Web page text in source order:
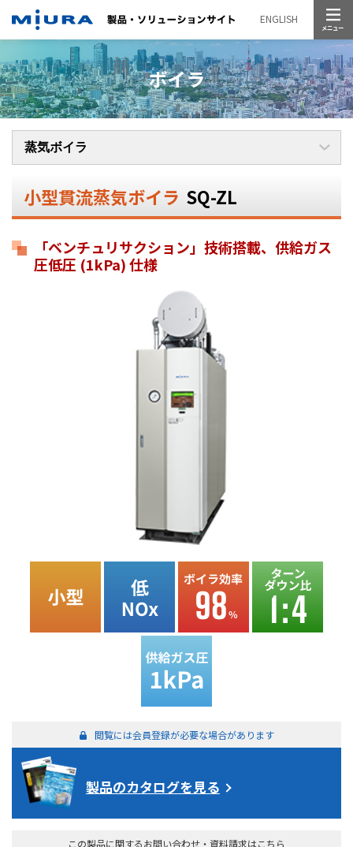
ENGLISH
ボイラ
小型貫流蒸気ボイラ SQ-ZL
「ベンチュリサクション」技術搭載、供給ガス
圧低圧 (1kPa) 仕様
閲覧には会員登録が必要な場合があります
製品のカタログを見る
この製品に関するお問い合わせ・資料請求はこちら